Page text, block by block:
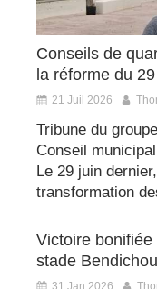
Conseils de
la réforme du
21 Juil 2026
Tribune du
Conseil
Le 29 juin
transformation
Victoire
stade Bendichou
31 Jan 2026